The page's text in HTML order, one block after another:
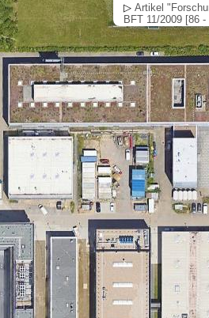
▷ Artikel
BFT 11/2009 [86 -